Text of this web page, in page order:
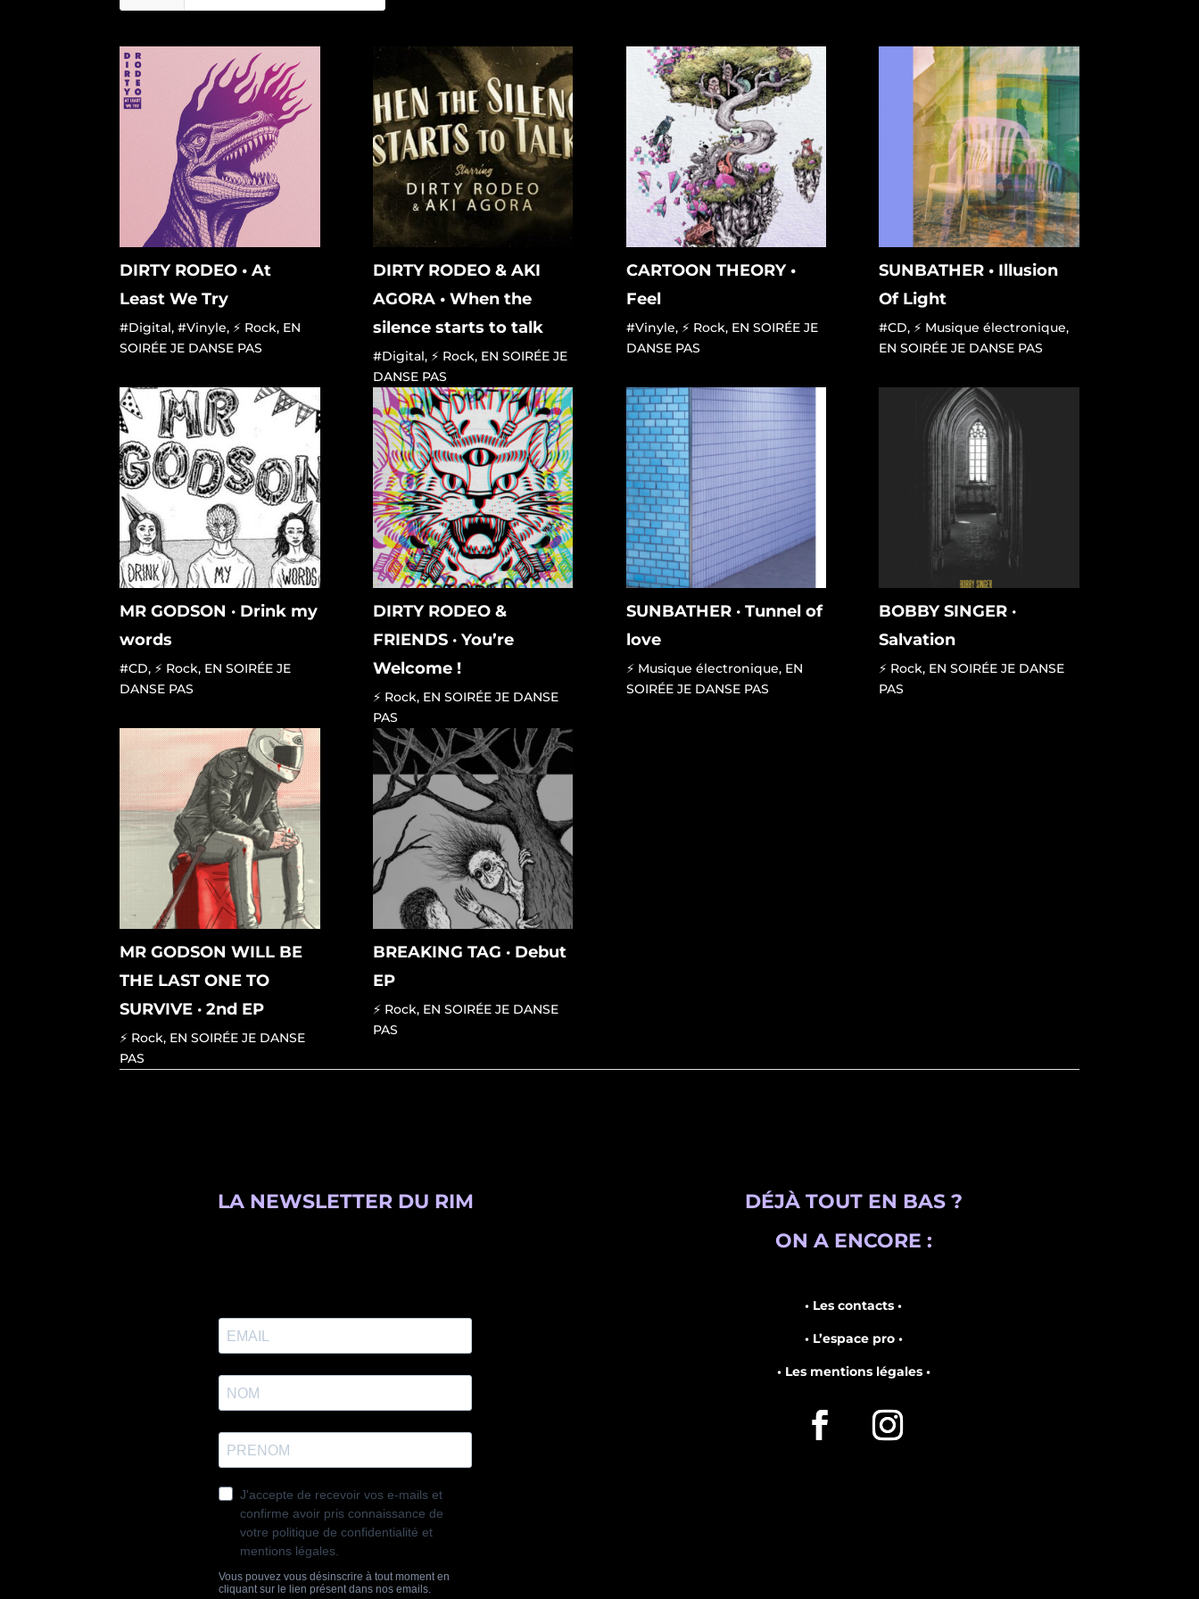
DIRTY RODEO • At
Least We Try
#Digital,#Vinyle, ⚡ Rock, EN
SOIRÉE JE DANSE PAS
DIRTY RODEO & AKI
AGORA • When the
silence starts to talk
#Digital, ⚡ Rock, EN SOIRÉE JE
DANSE PAS
CARTOON THEORY •
Feel
#Vinyle, ⚡ Rock, EN SOIRÉE JE
DANSE PAS
SUNBATHER • Illusion
Of Light
#CD, ⚡ Musique électronique,
EN SOIRÉE JE DANSE PAS
MR GODSON · Drink my
words
#CD, ⚡ Rock, EN SOIRÉE JE
DANSE PAS
DIRTY RODEO &
FRIENDS · You’re
Welcome !
⚡ Rock, EN SOIRÉE JE DANSE
PAS
SUNBATHER · Tunnel of
love
⚡ Musique électronique, EN
SOIRÉE JE DANSE PAS
BOBBY SINGER ·
Salvation
⚡ Rock, EN SOIRÉE JE DANSE
PAS
MR GODSON WILL BE
THE LAST ONE TO
SURVIVE · 2nd EP
⚡ Rock, EN SOIRÉE JE DANSE
PAS
BREAKING TAG · Debut
EP
⚡ Rock, EN SOIRÉE JE DANSE
PAS
LA NEWSLETTER DU RIM
DÉJÀ TOUT EN BAS ?
ON A ENCORE :
• Les contacts •
• L’espace pro •
• Les mentions légales •